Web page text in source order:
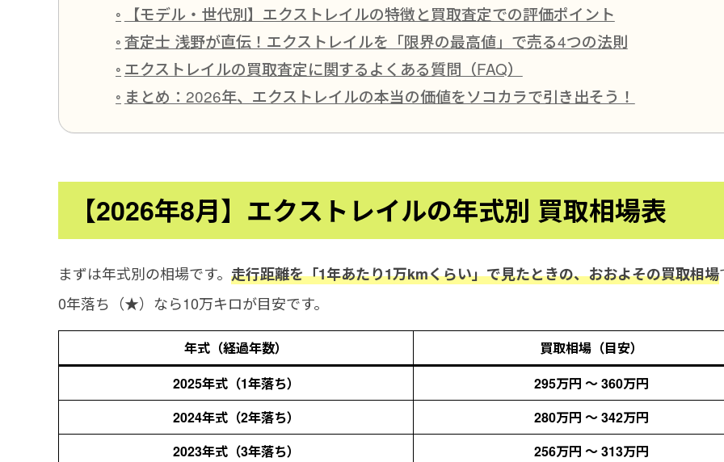
【モデル・世代別】エクストレイルの特徴と買取査定での評価ポイント
査定士 浅野が直伝！エクストレイルを「限界の最高値」で売る4つの法則
エクストレイルの買取査定に関するよくある質問（FAQ）
まとめ：2026年、エクストレイルの本当の価値をソコカラで引き出そう！
【2026年8月】エクストレイルの年式別 買取相場表
まずは年式別の相場です。 走行距離を「1年あたり1万kmくらい」で見たときの、おおよその買取相場
0年落ち（★）なら10万キロが目安です。
年式（経過年数）
買取相場（目安）
2025年式（1年落ち）
295万円 〜 360万円
2024年式（2年落ち）
280万円 〜 342万円
2023年式（3年落ち）
256万円 〜 313万円